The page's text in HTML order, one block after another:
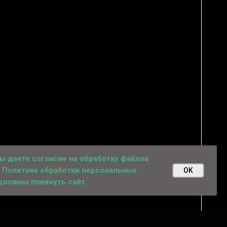
даете согласие на обработку файлов
Политика обработки персональных
покинуть сайт.
OK